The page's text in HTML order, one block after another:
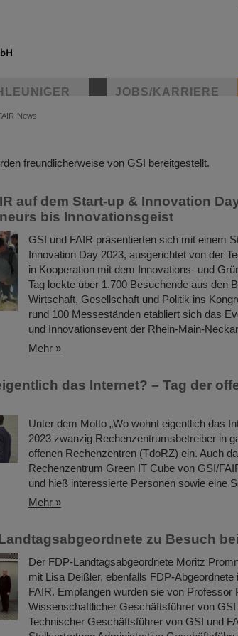
JOBS/KARRIERE
News
freundlicherweise von GSI bereitgestellt.
auf dem Start-up & Innovation
bis Innovationsgeist
GSI und FAIR präsentierten sich mit einem
Innovation Day 2023, ausgerichtet von der
in Kooperation mit dem Innovations- und
Tag lockte über 1.700 Besuchende aus den
Wirtschaft, Gesellschaft und Politik ins
rund 100 Messeständen etabliert sich das
und Innovationsevent der Rhein-Main-
Mehr »
das Internet? – Tag der
Unter dem Motto „Wo wohnt eigentlich das
2023 zwanzig Rechenzentrumsbetreiber in
offenen Rechenzentren (TdoRZ) ein. Auch
Rechenzentrum Green IT Cube von GSI/
und hieß interessierte Personen sowie eine
Mehr »
zu Besuch
Der FDP-Landtagsabgeordnete Moritz
mit Lisa Deißler, ebenfalls FDP-
FAIR. Empfangen wurden sie von Professor
Wissenschaftlicher Geschäftsführer von
Technischer Geschäftsführer von GSI und